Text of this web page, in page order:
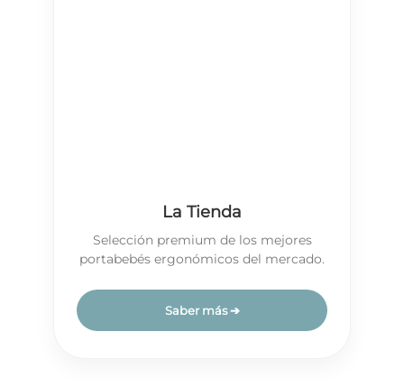
La Tienda
Selección premium de los mejores
portabebés ergonómicos del mercado.
Saber más ➔